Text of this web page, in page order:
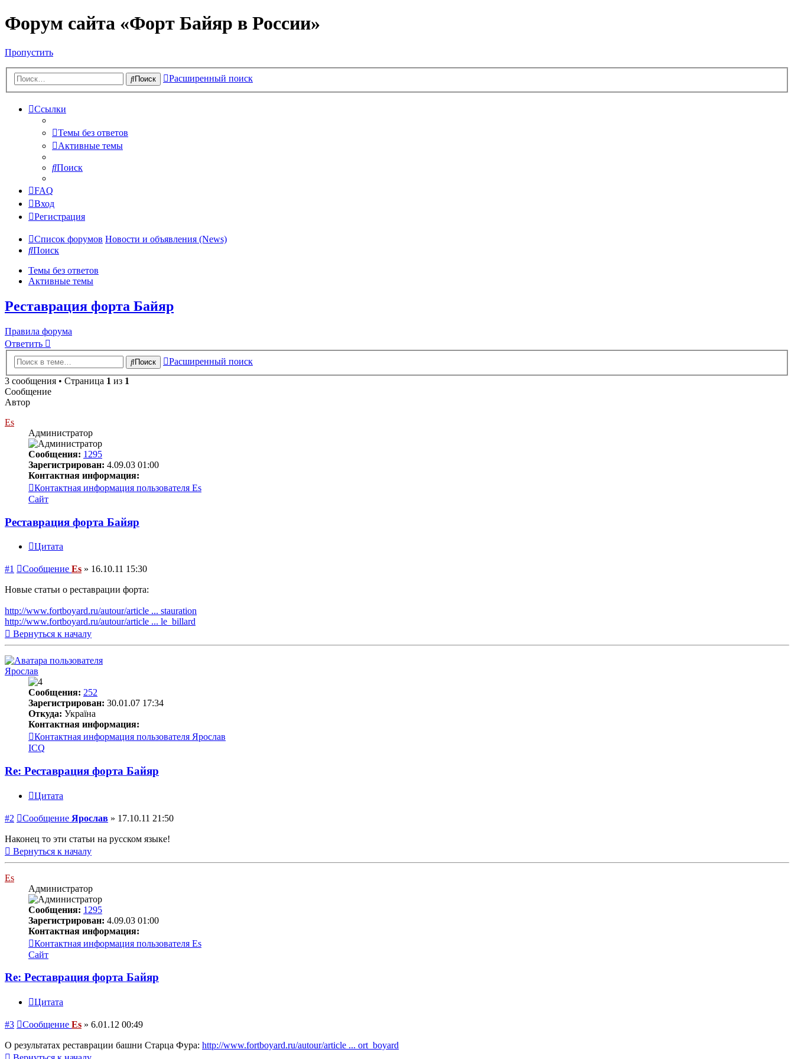
Форум сайта «Форт Байяр в России»
Пропустить
Поиск Расширенный поиск
Ссылки
Темы без ответов
Активные темы
Поиск
FAQ
Вход
Регистрация
Список форумов Новости и объявления (News)
Поиск
Темы без ответов
Активные темы
Реставрация форта Байяр
Правила форума
Ответить
Поиск
Расширенный поиск
3 сообщения • Страница 1 из 1
Сообщение
Автор
Es
Администратор
Сообщения: 1295
Зарегистрирован: 4.09.03 01:00
Контактная информация:
Контактная информация пользователя Es
Сайт
Реставрация форта Байяр
Цитата
#1 Сообщение Es » 16.10.11 15:30
Новые статьи о реставрации форта:
http://www.fortboyard.ru/autour/article ... stauration
http://www.fortboyard.ru/autour/article ... le_billard
Вернуться к началу
Ярослав
Сообщения: 252
Зарегистрирован: 30.01.07 17:34
Откуда: Україна
Контактная информация:
Контактная информация пользователя Ярослав
ICQ
Re: Реставрация форта Байяр
Цитата
#2 Сообщение Ярослав » 17.10.11 21:50
Наконец то эти статьи на русском языке!
Вернуться к началу
Es
Администратор
Сообщения: 1295
Зарегистрирован: 4.09.03 01:00
Контактная информация:
Контактная информация пользователя Es
Сайт
Re: Реставрация форта Байяр
Цитата
#3 Сообщение Es » 6.01.12 00:49
О результатах реставрации башни Старца Фура: http://www.fortboyard.ru/autour/article ... ort_boyard